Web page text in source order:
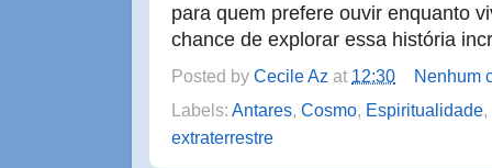
para quem prefere ouvir enquanto
chance de explorar essa história
Posted by Cecile Az at 12:30
Nenhum
Labels: Antares, Cosmo, Espiritualidade,
extraterrestre